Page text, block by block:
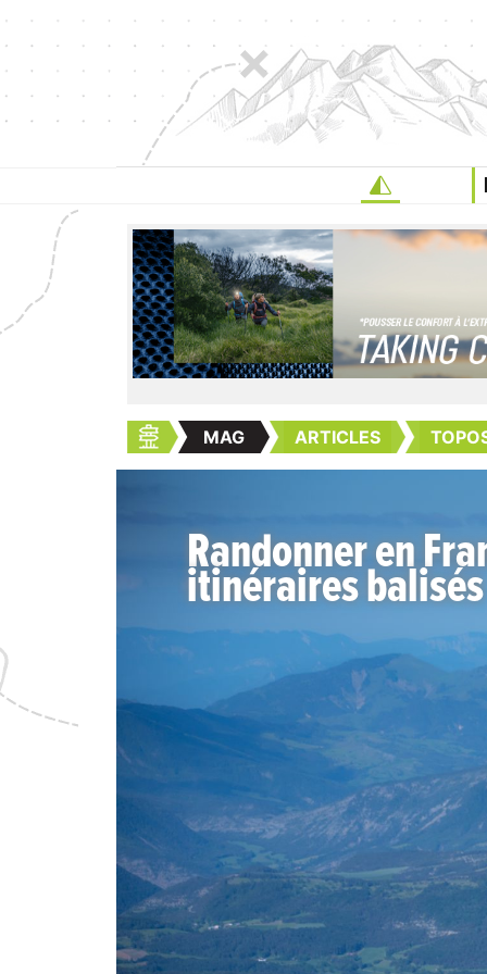
MAG ARTICLES
Randonner en
itinéraires balisés